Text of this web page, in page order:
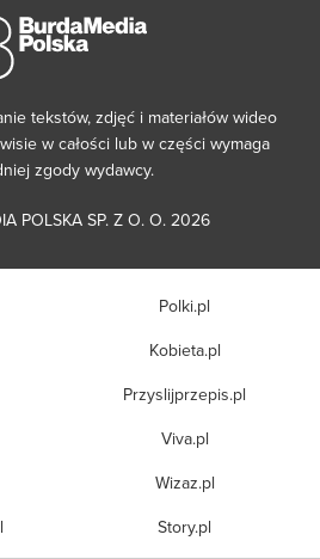
tekstów, zdjęć i materiałów wideo
w całości lub w części wymaga
zgody wydawcy.
POLSKA SP. Z O. O. 2026
Polki.pl
Kobieta.pl
Przyslijprzepis.pl
Viva.pl
Wizaz.pl
Story.pl